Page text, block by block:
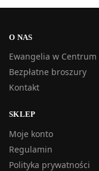
O NAS
Ewangelia w Centrum
Bezpłatne broszury
Kontakt
SKLEP
Moje konto
Regulamin
Polityka prywatności